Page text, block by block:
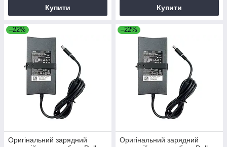
Купити Купити
–22%
Оригінальний зарядний
–22%
Оригінальний зарядний